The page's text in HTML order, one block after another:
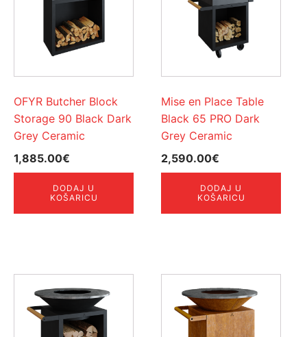
OFYR Butcher Block
Storage 90 Black Dark
Grey Ceramic
1,885.00€
DODAJ U
KOŠARICU
Mise en Place Table
Black 65 PRO Dark
Grey Ceramic
2,590.00€
DODAJ U
KOŠARICU